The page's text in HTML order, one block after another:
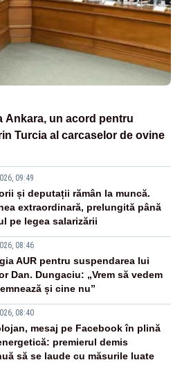
Ankara, un acord pentru
Turcia al carcaselor de ovine
09:49
și deputații rămân la muncă.
extraordinară, prelungită până
pe legea salarizării
08:46
AUR pentru suspendarea lui
Dan. Dungaciu: „Vrem să vedem
și cine nu”
08:40
mesaj pe Facebook în plină
premierul demis
să se laude cu măsurile luate